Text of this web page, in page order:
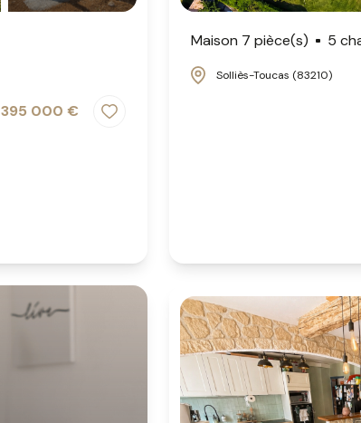
395 000 €
Maison 7 pièce(s) 5
Solliès-Toucas (83210)